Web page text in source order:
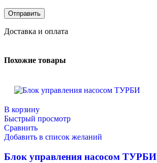
Доставка и оплата
Похожие товары
В корзину
Быстрый просмотр
Сравнить
Добавить в список желаний
Блок управления насосом ТУРБИ